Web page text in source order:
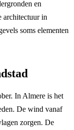
en
architectuur in
soms elementen
In Almere is het
De wind vanaf
zorgen. De